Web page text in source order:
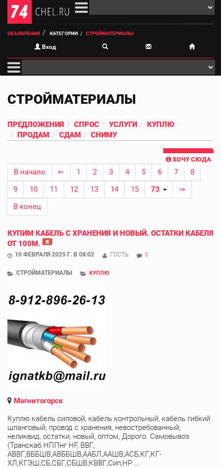
ОБЪЯВЛЕНИЯ КАТЕГОРИИ СТРОЙМАТЕРИАЛЫ
Вход
СТРОЙМАТЕРИАЛЫ
ПРЕДЛОЖЕНИЯ СПРОС УСЛУГИ
КУПЛЮ
ПРОДАМ
СДАМ СНИМУ
ХОЧУ СЮДА
В начало ⇐ 1 2 3 4 5 6 7
8
9
10 11 12 13 14 15 73
⇒
В конец
КУПИМ КАБЕЛЬ С ХРАНЕНИЯ И НОВЫЙ. ОСТАТКИ КАБЕЛЯ
ОТ 100М.
10 ФЕВРАЛЯ 2025 Г. В 08:02 ГОСТЬ 0
СТРОЙМАТЕРИАЛЫ КУПЛЮ
Магнитогорск
Куплю кабель силовой, кабель контрольный, кабель гибкий
шланговый, провод с хранения, невостребованный,
неликвид, остатки, новый, оптом, Дорого. Самовывоз
(Транскаб НППнг HF, ВВГ,
АВВГ,ВББШВ,АВББШВ,ААБЛ,ААШВ,АСБ,КГ,КГ-
ХЛ,КГЭШ,СБ,СБГ,СБШВ,КВВГ,Сип,НР ...